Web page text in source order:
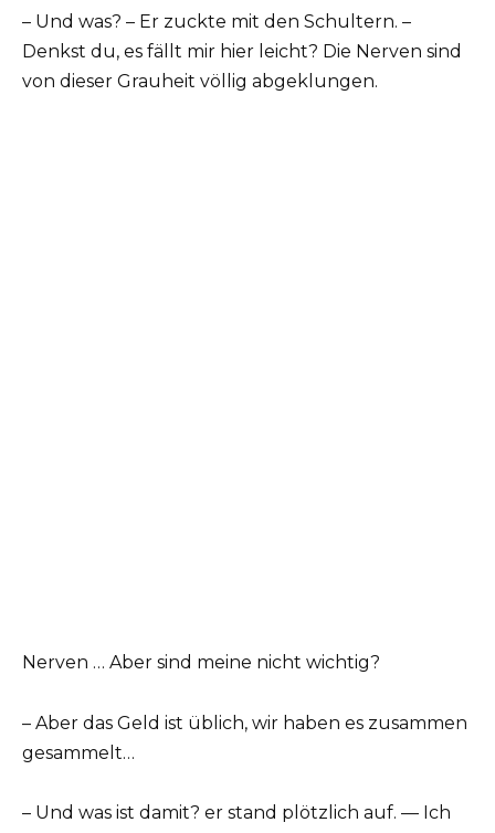
– Und was? – Er zuckte mit den Schultern. –
Denkst du, es fällt mir hier leicht? Die Nerven sind
von dieser Grauheit völlig abgeklungen.
Nerven … Aber sind meine nicht wichtig?
– Aber das Geld ist üblich, wir haben es zusammen
gesammelt…
– Und was ist damit? er stand plötzlich auf. — Ich